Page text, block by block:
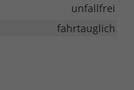
unfallfrei
fahrtauglich